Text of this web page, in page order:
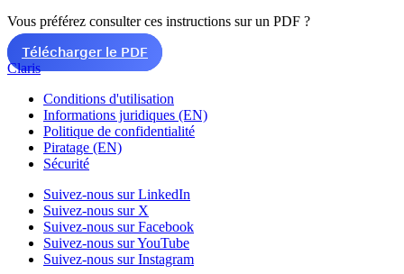
Vous préférez consulter ces instructions sur un PDF ?
Télécharger le PDF
Claris
Conditions d'utilisation
Informations juridiques (EN)
Politique de confidentialité
Piratage (EN)
Sécurité
Suivez-nous sur LinkedIn
Suivez-nous sur X
Suivez-nous sur Facebook
Suivez-nous sur YouTube
Suivez-nous sur Instagram